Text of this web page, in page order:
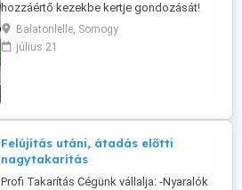
hozzáértő kezekbe kertje gondozását!
Cégünk vállalja: -Kertépítés, kertfenntartás
-Gyümölcsfa, Szőlő és Dísznövény
szakszerű metszését -Kertásást,
Dísznövényápolást, -Tápanyag-
utánpótlást, ...
Balatonlelle, Somogy
július 21
Felújítás utáni, átadás előtti
nagytakarítás
Profi Takarítás Cégünk vállalja: -Nyaralók